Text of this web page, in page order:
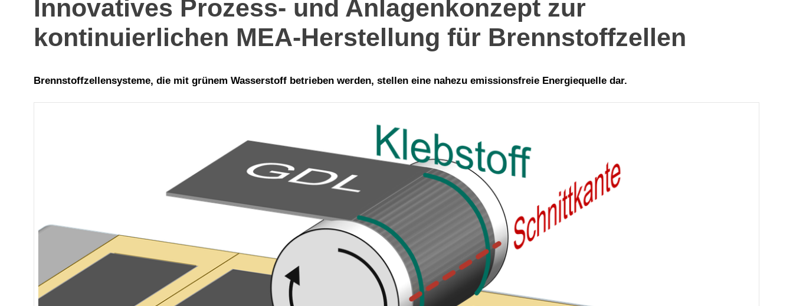
Innovatives Prozess- und Anlagenkonzept zur
kontinuierlichen MEA-Herstellung für Brennstoffzellen
Brennstoffzellensysteme, die mit grünem Wasserstoff betrieben werden, stellen eine nahezu emissionsfreie Energiequelle dar.